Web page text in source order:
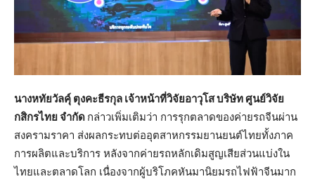
นางหทัยวัลคุ์ ตุงคะธีรกุล เจ้าหน้าที่วิจัยอาวุโสบริษัท ศูนย์วิจัย
กสิกรไทย จำกัด กล่าวเพิ่มเติมว่า การรุกตลาดของค่ายรถจีนผ่าน
สงครามราคา ส่งผลกระทบต่ออุตสาหกรรมยานยนต์ไทยทั้งภาค
การผลิตและบริการ หลังจากค่ายรถหลักเดิมสูญเสียส่วนแบ่งใน
ไทยและตลาดโลก เนื่องจากผู้บริโภคหันมานิยมรถไฟฟ้าจีนมาก